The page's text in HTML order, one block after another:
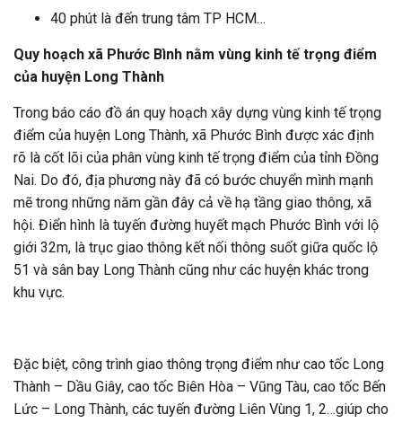
40 phút là đến trung tâm TP HCM…
Quy hoạch xã Phước Bình nằm vùng kinh tế trọng điểm
của huyện Long Thành
Trong báo cáo đồ án quy hoạch xây dựng vùng kinh tế trọng
điểm của huyện Long Thành, xã Phước Bình được xác định
rõ là cốt lõi của phân vùng kinh tế trọng điểm của tỉnh Đồng
Nai. Do đó, địa phương này đã có bước chuyển mình mạnh
mẽ trong những năm gần đây cả về hạ tầng giao thông, xã
hội. Điển hình là tuyến đường huyết mạch Phước Bình với lộ
giới 32m, là trục giao thông kết nối thông suốt giữa quốc lộ
51 và sân bay Long Thành cũng như các huyện khác trong
khu vực.
Đặc biệt, công trình giao thông trọng điểm như cao tốc Long
Thành – Dầu Giây, cao tốc Biên Hòa – Vũng Tàu, cao tốc Bến
Lức – Long Thành, các tuyến đường Liên Vùng 1, 2…giúp cho